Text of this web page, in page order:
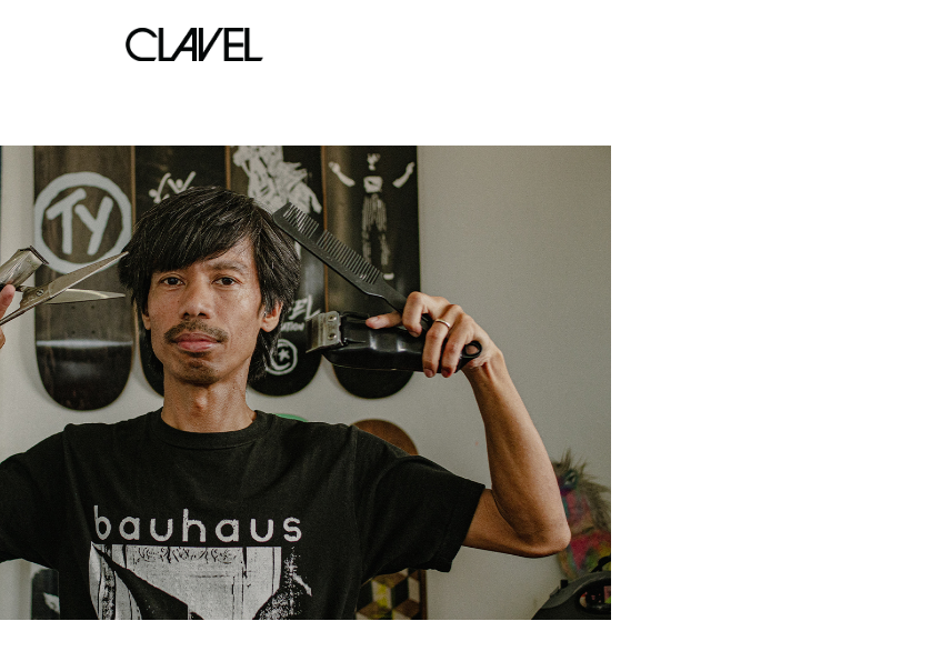
Shinnosuke Mitsushima